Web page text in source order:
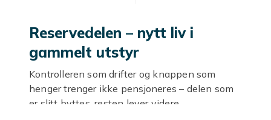
Reservedelen – nytt liv i
gammelt utstyr
Kontrolleren som drifter og knappen som
henger trenger ikke pensjoneres – delen som
er slitt byttes, resten lever videre.